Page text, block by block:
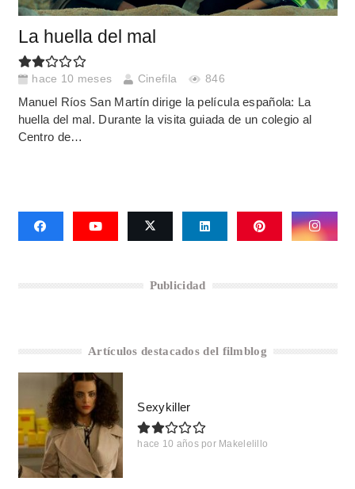
La huella del mal
hace 10 meses Cinefila 846
Manuel Ríos San Martín dirige la película española: La
huella del mal. Durante la visita guiada de un colegio al
Centro de…
Publicidad
Artículos destacados del filmblog
Sexykiller
hace 10 años por Makelelillo